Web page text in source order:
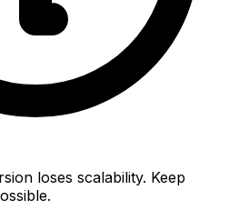
loses scalability. Keep